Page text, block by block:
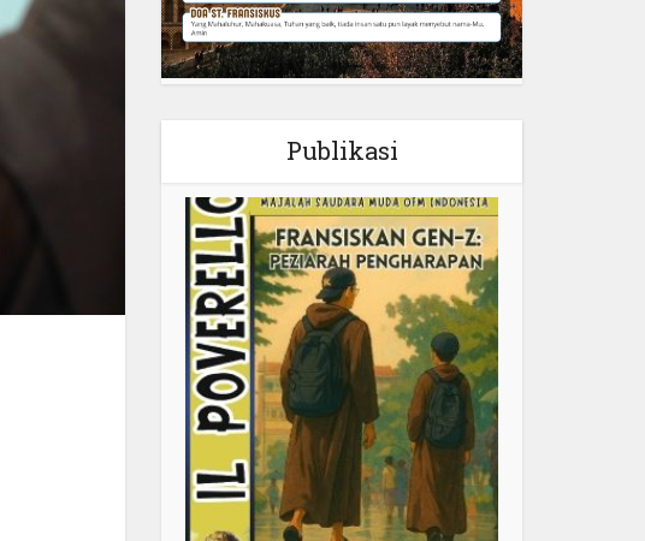
Publikasi